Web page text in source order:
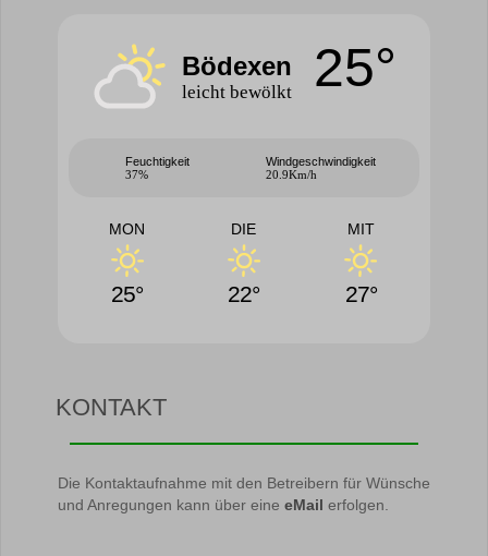
Bödexen
leicht bewölkt 25°
Feuchtigkeit
37%
Windgeschwindigkeit
20.9Km/h
MON
25°
DIE
22°
MIT
27°
KONTAKT
Die Kontaktaufnahme mit den Betreibern für Wünsche
und Anregungen kann über eine eMail erfolgen.